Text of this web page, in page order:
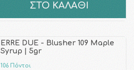
ΣΤΟ ΚΑΛΑΘΙ
ERRE DUE - Blusher 109 Maple
Syrup | 5gr
106 Πόντοι